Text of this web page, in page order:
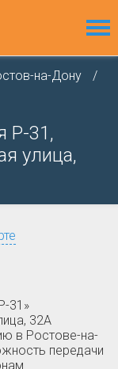
на-Дону
Р-31,
улица,
31»
32А
в Ростове-на-
передачи